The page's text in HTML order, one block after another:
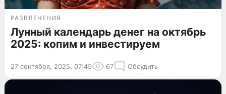
РАЗВЛЕЧЕНИЯ
Лунный календарь денег на октябрь
2025: копим и инвестируем
27 сентября, 2025, 07:45 67 Обсудить